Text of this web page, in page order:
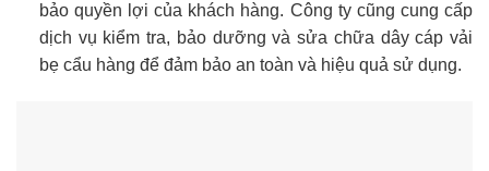
bảo quyền lợi của khách hàng. Công ty cũng cung cấp
dịch vụ kiểm tra, bảo dưỡng và sửa chữa dây cáp vải
bẹ cẩu hàng để đảm bảo an toàn và hiệu quả sử dụng.